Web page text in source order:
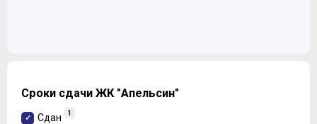
Сроки сдачи ЖК "Апельсин"
Сдан 1